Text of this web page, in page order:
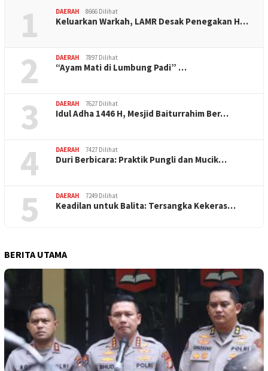
1 DAERAH 8666 Dilihat
Keluarkan Warkah, LAMR Desak Penegakan H…
2 DAERAH 7897 Dilihat
“Ayam Mati di Lumbung Padi” …
3 DAERAH 7627 Dilihat
Idul Adha 1446 H, Mesjid Baiturrahim Ber…
4 DAERAH 7427 Dilihat
Duri Berbicara: Praktik Pungli dan Mucik…
5 DAERAH 7249 Dilihat
Keadilan untuk Balita: Tersangka Kekeras…
BERITA UTAMA